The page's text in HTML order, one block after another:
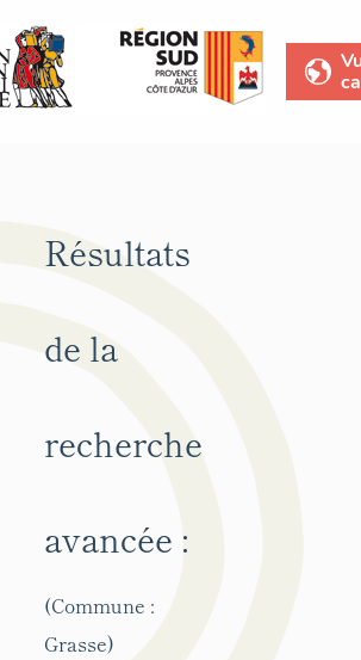
Résultats
de la
recherche
avancée :
(Commune :
Grasse)